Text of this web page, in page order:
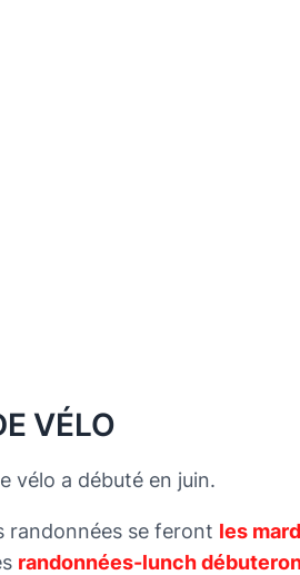
VÉLO
vélo a débuté en juin.
randonnées se feront les
randonnées-lunch